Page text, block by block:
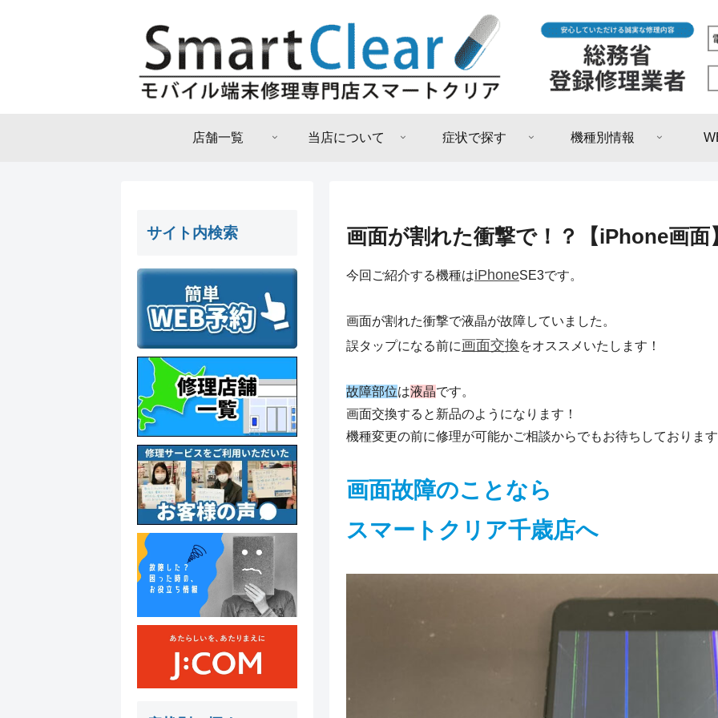
店舗一覧 当店について 症状で探す 機種別情報
画面が割れた衝撃で！？【iPhone画面
今回ご紹介する機種はiPhoneSE3です。
画面が割れた衝撃で液晶が故障していました。
誤タップになる前に画面交換をオススメいたします！
故障部位は液晶です。
画面交換すると新品のようになります！
機種変更の前に修理が可能かご相談からでもお待ちしておりま
画面故障のことなら
スマートクリア千歳店へ
サイト内検索